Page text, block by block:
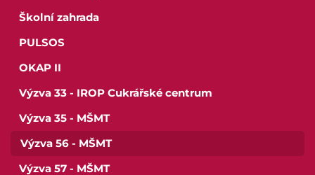
Školní zahrada
PULSOS
OKAP II
Výzva 33 - IROP Cukrářské centrum
Výzva 35 - MŠMT
Výzva 56 - MŠMT
Výzva 57 - MŠMT